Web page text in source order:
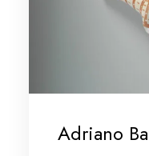
Adriano